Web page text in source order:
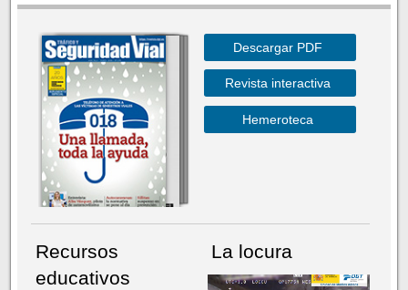
Descargar PDF
Revista interactiva
Hemeroteca
Recursos
educativos
La locura